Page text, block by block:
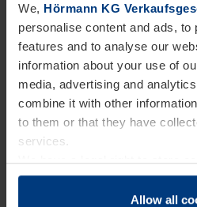
We, Hörmann KG
personalise content and ads, to
features and to analyse our
information about your use of
media, advertising and
combine it with other
to them or that they have
services.
We have a legal right to store
they are essential to the
need your consent for all other
Allow all
sogenannte PU-Kern
vorbearbeitet und dann an
zurückgegeben. Dieser kann
Produktion von neuem
Qualitätsverluste nutzen.
bei uns dann wieder neue
ausgeschäumt. So wird ein
Rohstoffrückgewinnung und